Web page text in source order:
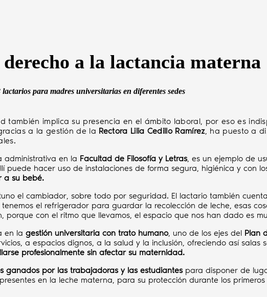
a la lactancia materna
para madres universitarias en diferentes sedes
también implica su presencia en el ámbito laboral, por eso es
a la gestión de la Rectora Lilia Cedillo Ramírez, ha puesto a
administrativa en la Facultad de Filosofía y Letras, es un ejemplo de
hacer uso de instalaciones de forma segura, higiénica y con
a su bebé.
el cambiador, sobre todo por seguridad. El lactario también
tenemos el refrigerador para guardar la recolección de leche, esas
porque con el ritmo que llevamos, el espacio que nos han dado es
en la gestión universitaria con trato humano, uno de los ejes del Plan
a espacios dignos, a la salud y la inclusión, ofreciendo así
profesionalmente sin afectar su maternidad.
ganados por las trabajadoras y las estudiantespara disponer de
en la leche materna, para su protección durante los